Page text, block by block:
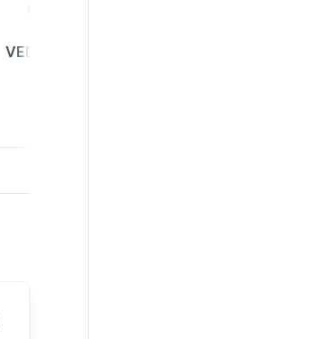
VEDI TUTTI